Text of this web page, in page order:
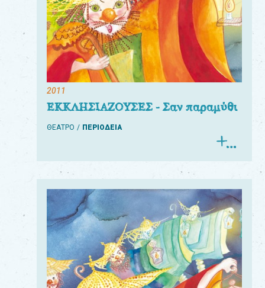
2011
ΕΚΚΛΗΣΙΑΖΟΥΣΕΣ - Σαν παραμύθι
ΘΕΑΤΡΟ ΠΕΡΙΟΔΕΙΑ